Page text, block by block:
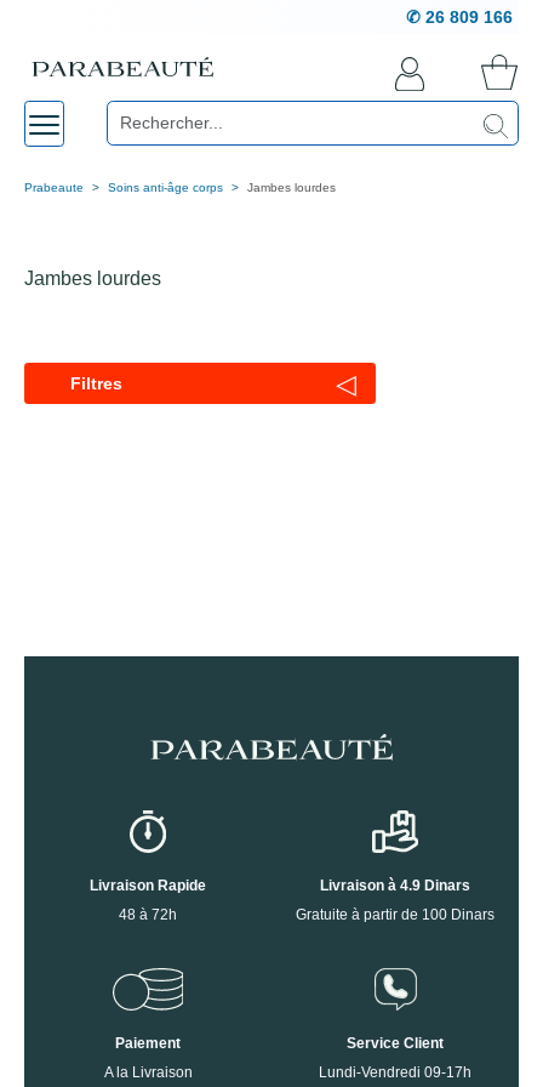
✆ 26 809 166
Prabeaute Soins anti-âge corps Jambes lourdes
Jambes lourdes
Filtres ◁
Livraison Rapide
48 à 72h
Livraison à 4.9 Dinars
Gratuite à partir de 100 Dinars
Paiement
A la Livraison
Service Client
Lundi-Vendredi 09-17h